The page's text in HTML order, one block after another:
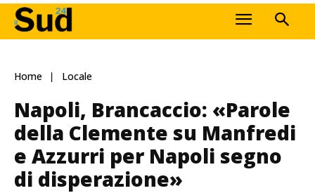
Home Locale
Napoli, Brancaccio: «Parole
della Clemente su Manfredi
e Azzurri per Napoli segno
di disperazione»